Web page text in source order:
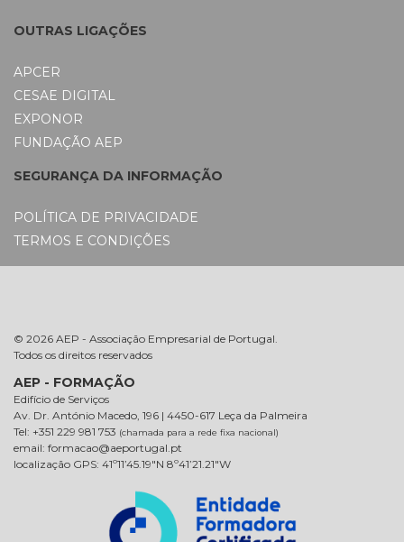
OUTRAS LIGAÇÕES
APCER
CESAE DIGITAL
EXPONOR
FUNDAÇÃO AEP
SEGURANÇA DA INFORMAÇÃO
POLÍTICA DE PRIVACIDADE
TERMOS E CONDIÇÕES
© 2026 AEP - Associação Empresarial de Portugal.
Todos os direitos reservados
AEP - FORMAÇÃO
Edifício de Serviços
Av. Dr. António Macedo, 196 | 4450-617 Leça da Palmeira
Tel: +351 229 981 753 (chamada para a rede fixa nacional)
email: formacao@aeportugal.pt
localização GPS: 41º11’45.19″N 8º41’21.21″W